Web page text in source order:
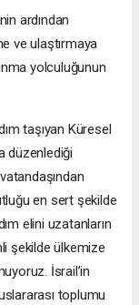
ardından
ve ulaştırmaya
yolculuğunun
taşıyan Küresel
düzenlediği
en sert şekilde
elini uzatanların
şekilde ülkemize
İsrail’in
toplumu